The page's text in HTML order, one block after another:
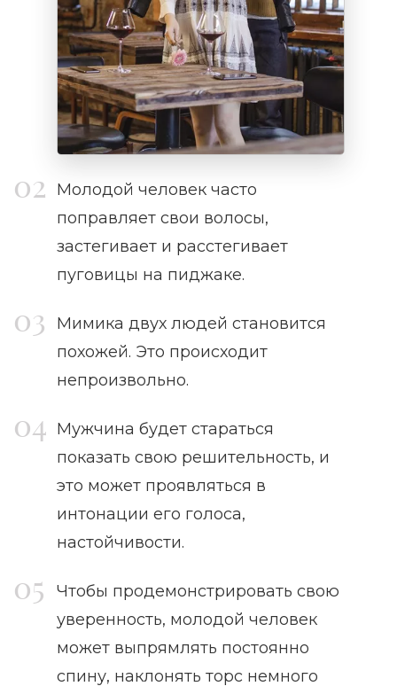
Молодой человек часто
поправляет свои волосы,
застегивает и расстегивает
пуговицы на пиджаке.
Мимика двух людей становится
похожей. Это происходит
непроизвольно.
Мужчина будет стараться
показать свою решительность, и
это может проявляться в
интонации его голоса,
настойчивости.
Чтобы продемонстрировать свою
уверенность, молодой человек
может выпрямлять постоянно
спину, наклонять торс немного